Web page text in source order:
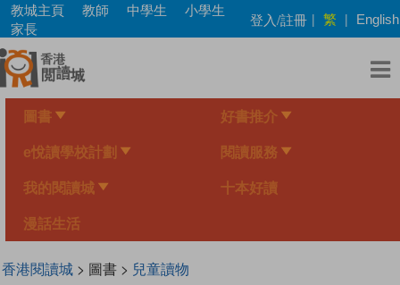
Skip
main
content
教城主頁 教師 中學生
小學生
家長
登入/註冊 | 繁 | English
圖書 好書推介
e悅讀學校計劃 閱讀服務
我的閱讀城 十本好讀
漫話生活
香港閱讀城> 圖書 > 兒童讀物